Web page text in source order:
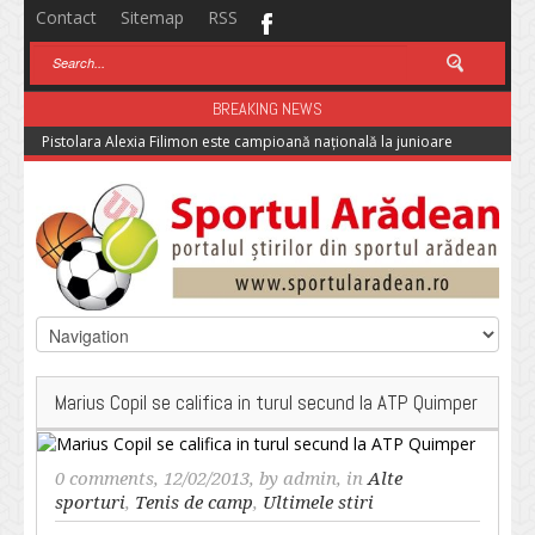
Contact Sitemap RSS
BREAKING NEWS
Pistolara Alexia Filimon este campioană națională la junioare
Marius Copil se califica in turul secund la ATP Quimper
0 comments, 12/02/2013, by admin, inAlte
sporturi, Tenis de camp, Ultimele stiri